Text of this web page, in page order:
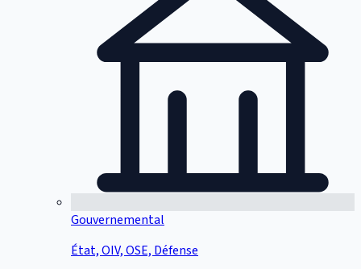
Gouvernemental
État, OIV, OSE, Défense